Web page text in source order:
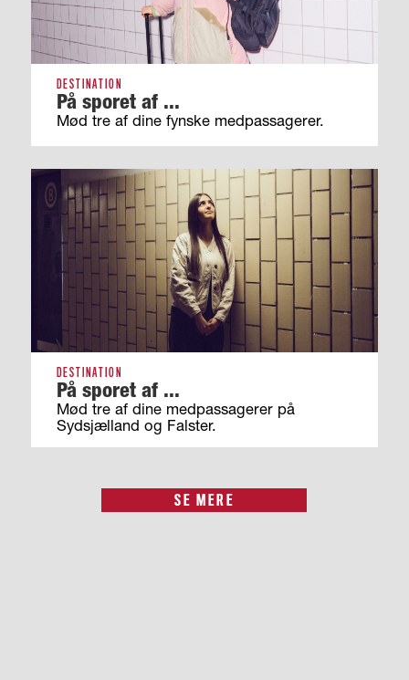
DESTINATION
På sporet af ...
Mød tre af dine fynske medpassagerer.
DESTINATION
På sporet af ...
Mød tre af dine medpassagerer på
Sydsjælland og Falster.
SE MERE